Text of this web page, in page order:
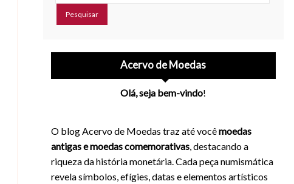
Acervo de Moedas
Olá, seja bem-vindo!
O blog Acervo de Moedas traz até vocêmoedas
antigas e moedas comemorativas, destacando a
riqueza da história monetária. Cada peça numismática
revela símbolos, efígies, datas e elementos artísticos